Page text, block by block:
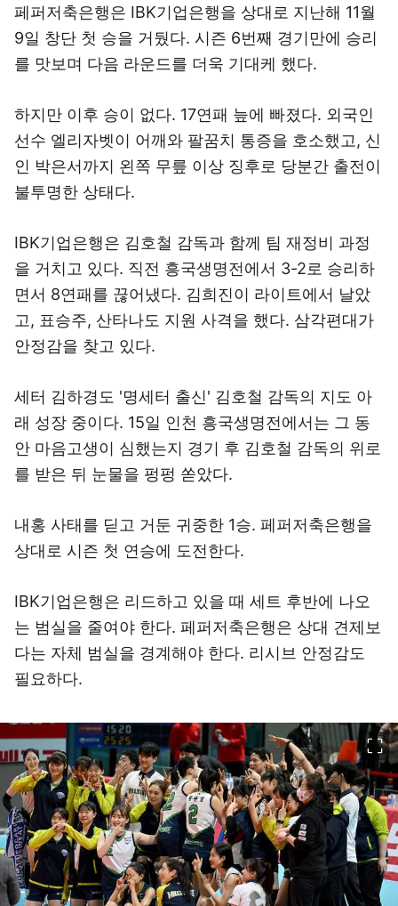
페퍼저축은행은 IBK기업은행을 상대로 지난해 11월
9일 창단 첫 승을 거뒀다. 시즌 6번째 경기만에 승리
를 맛보며 다음 라운드를 더욱 기대케 했다.
하지만 이후 승이 없다. 17연패 늪에 빠졌다. 외국인
선수 엘리자벳이 어깨와 팔꿈치 통증을 호소했고, 신
인 박은서까지 왼쪽 무릎 이상 징후로 당분간 출전이
불투명한 상태다.
IBK기업은행은 김호철 감독과 함께 팀 재정비 과정
을 거치고 있다. 직전 흥국생명전에서 3-2로 승리하
면서 8연패를 끊어냈다. 김희진이 라이트에서 날았
고, 표승주, 산타나도 지원 사격을 했다. 삼각편대가
안정감을 찾고 있다.
세터 김하경도 '명세터 출신' 김호철 감독의 지도 아
래 성장 중이다. 15일 인천 흥국생명전에서는 그 동
안 마음고생이 심했는지 경기 후 김호철 감독의 위로
를 받은 뒤 눈물을 펑펑 쏟았다.
내홍 사태를 딛고 거둔 귀중한 1승. 페퍼저축은행을
상대로 시즌 첫 연승에 도전한다.
IBK기업은행은 리드하고 있을 때 세트 후반에 나오
는 범실을 줄여야 한다. 페퍼저축은행은 상대 견제보
다는 자체 범실을 경계해야 한다. 리시브 안정감도
필요하다.